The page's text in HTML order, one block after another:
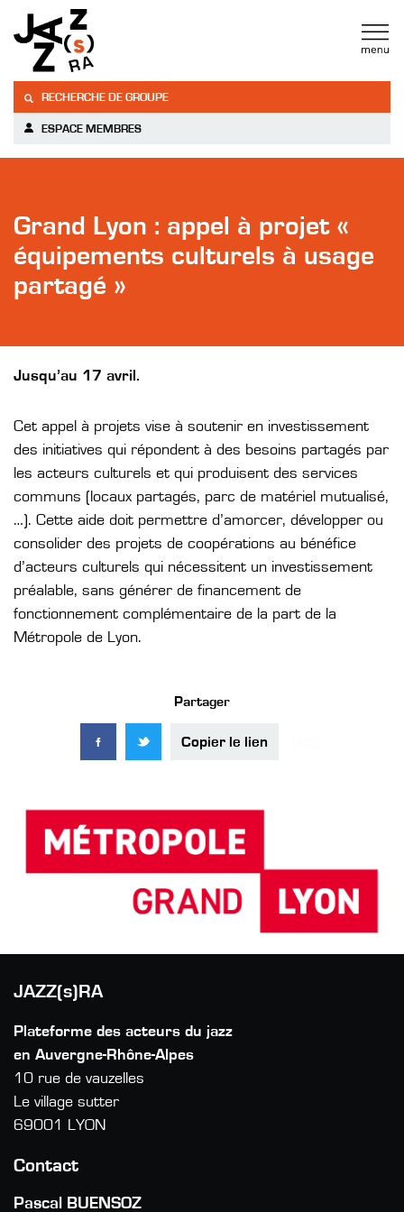
RECHERCHE DE GROUPE
ESPACE MEMBRES
Grand Lyon : appel à projet «
équipements culturels à usage
partagé »
Jusqu’au 17 avril.
Cet appel à projets vise à soutenir en investissement
des initiatives qui répondent à des besoins partagés par
les acteurs culturels et qui produisent des services
communs (locaux partagés, parc de matériel mutualisé,
…). Cette aide doit permettre d’amorcer, développer ou
consolider des projets de coopérations au bénéfice
d’acteurs culturels qui nécessitent un investissement
préalable, sans générer de financement de
fonctionnement complémentaire de la part de la
Métropole de Lyon.
Partager
Copier le lien
JAZZ(s)RA
Plateforme des acteurs du jazz
en Auvergne-Rhône-Alpes
10 rue de vauzelles
Le village sutter
69001 LYON
Contact
Pascal BUENSOZ